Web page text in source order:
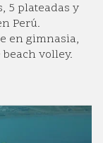
5 plateadas y
Perú.
en gimnasia,
volley.